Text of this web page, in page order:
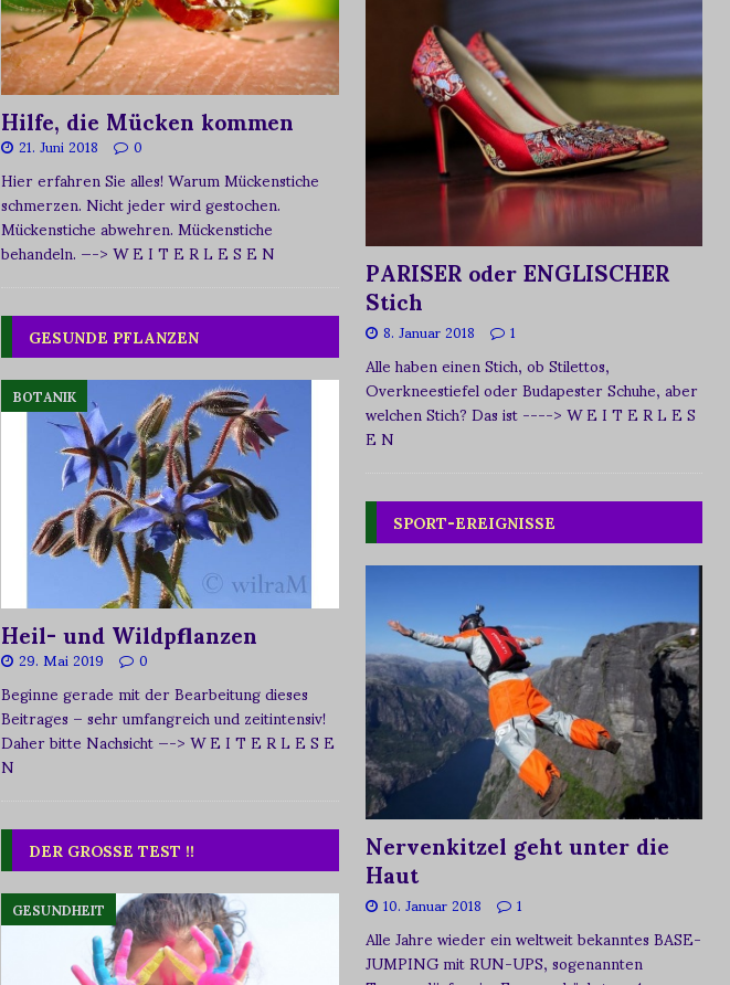
Hilfe, die Mücken kommen
21. Juni 2018 0
Hier erfahren Sie alles! Warum Mückenstiche
schmerzen. Nicht jeder wird gestochen.
Mückenstiche abwehren. Mückenstiche
behandeln.—-> W E I T E R L E S E N
GESUNDE PFLANZEN
BOTANIK
Heil- und Wildpflanzen
29. Mai 2019 0
Beginne gerade mit der Bearbeitung dieses
Beitrages – sehr umfangreich und zeitintensiv!
Daher bitte Nachsicht—-> W E I T E R L E S E
N
DER GROSSE TEST !!
GESUNDHEIT
PARISER oder ENGLISCHER
Stich
8. Januar 2018 1
Alle haben einen Stich, ob Stilettos,
Overkneestiefel oder Budapester Schuhe, aber
welchen Stich? Das ist----> W E I T E R L E S
E N
SPORT-EREIGNISSE
Nervenkitzel geht unter die
Haut
10. Januar 2018 1
Alle Jahre wieder ein weltweit bekanntes BASE-
JUMPING mit RUN-UPS, sogenannten